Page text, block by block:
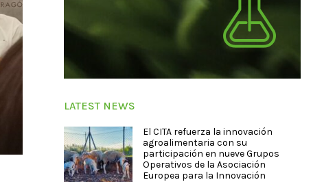
LATEST NEWS
El CITA refuerza la innovación
agroalimentaria con su
participación en nueve Grupos
Operativos de la Asociación
Europea para la Innovación